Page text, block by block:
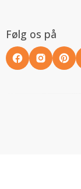
Følg os på